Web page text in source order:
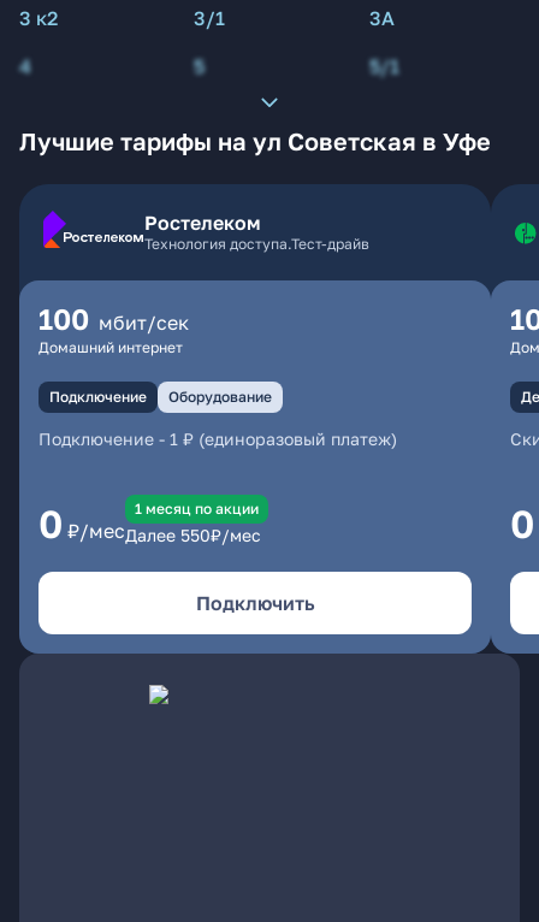
3 к2
3/1
3А
4
5 5/1
Лучшие тарифы на ул Советская в Уфе
Ростелеком
Технология доступа.Тест-драйв
100 мбит/сек
Домашний интернет
Подключение Оборудование
Подключение - 1 ₽ (единоразовый платеж)
0 ₽/мес
1 месяц по акции
Далее 550₽/мес
Подключить
0